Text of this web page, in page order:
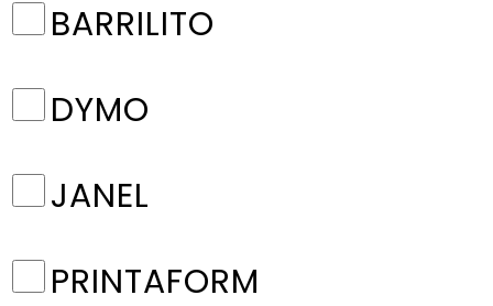
BARRILITO
DYMO
JANEL
PRINTAFORM